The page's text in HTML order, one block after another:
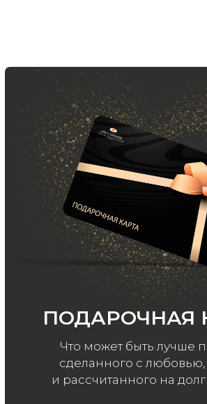
и акций, подпишитесь на email рассылку
Ваш e-mail
Подписаться